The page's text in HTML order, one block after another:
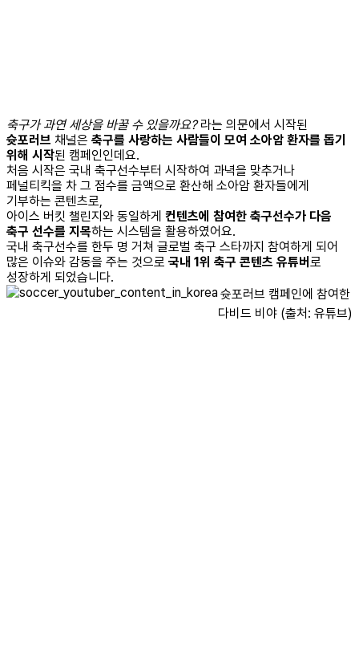
축구가 과연 세상을 바꿀 수 있을까요?라는 의문에서 시작된
슛포러브 채널은 축구를 사랑하는 사람들이 모여 소아암 환자를 돕기
위해 시작된 캠페인인데요.
처음 시작은 국내 축구선수부터 시작하여 과녁을 맞추거나
페널티킥을 차 그 점수를 금액으로 환산해 소아암 환자들에게
기부하는 콘텐츠로,
아이스 버킷 챌린지와 동일하게 컨텐츠에 참여한 축구선수가 다음
축구 선수를 지목하는 시스템을 활용하였어요.
국내 축구선수를 한두 명 거쳐 글로벌 축구 스타까지 참여하게 되어
많은 이슈와 감동을 주는 것으로 국내 1위 축구 콘텐츠 유튜버 로
성장하게 되었습니다.
슛포러브 캠페인에 참여한
다비드 비야 (출처: 유튜브)